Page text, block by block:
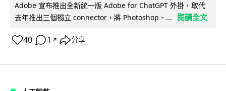
Adobe 宣布推出全新統一版 Adobe for ChatGPT 外掛，取代
去年推出三個獨立 connector，將 Photoshop、...
閱讀全文
40 1 ↗ 分享